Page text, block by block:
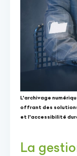
L'archivage
offrant des
et l'accessibilité
La